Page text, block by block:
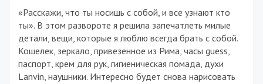
«Расскажи, что ты носишь с собой, и все узнают кто
ты». В этом развороте я решила запечатлеть милые
детали, вещи, которые я люблю всегда брать с собой.
Кошелек, зеркало, привезенное из Рима, часы guess,
паспорт, крем для рук, гигиеническая помада, духи
Lanvin, наушники. Интересно будет снова нарисовать